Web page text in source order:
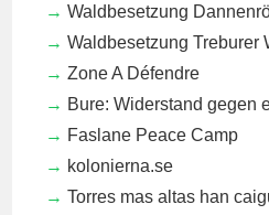
Waldbesetzung
Waldbesetzung Treburer
Zone A Défendre
Bure: Widerstand gegen
Faslane Peace Camp
kolonierna.se
Torres mas altas han